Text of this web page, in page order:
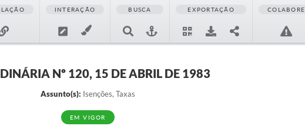
INTERAÇÃO BUSCA EXPORTAÇÃO COLABORE
Nº 120, 15 DE ABRIL DE 1983
Assunto(s): Isenções, Taxas
EM VIGOR